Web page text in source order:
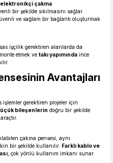
elektronikçi çakma
bir şekilde sıkılmasını sağlar.
ve sağlam bir bağlantı oluşturmak
işçilik gerektiren alanlarda da
monte etmek ve takı yapımında ince
Avantajları
işlemler gerektiren projeler için
bileşenlerin doğru bir şekilde
çakma pensesi, aynı
bir şekilde kullanılır. Farklı kablo ve
, çok yönlü kullanım imkanı sunar.